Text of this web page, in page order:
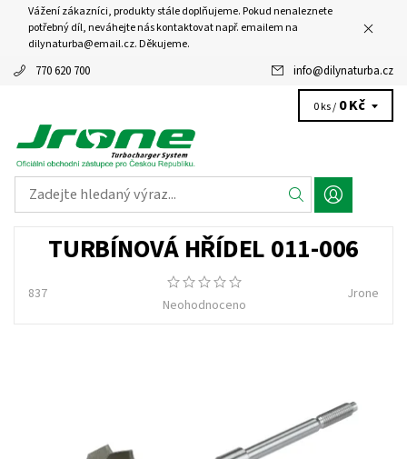
Vážení zákazníci, produkty stále doplňujeme. Pokud nenaleznete
potřebný díl, neváhejte nás kontaktovat např. emailem na
dilynaturba@email.cz. Děkujeme.
770 620 700 info@dilynaturba.cz
0 ks / 0 Kč
TURBÍNOVÁ HŘÍDEL 011-006
837
Neohodnoceno
Jrone